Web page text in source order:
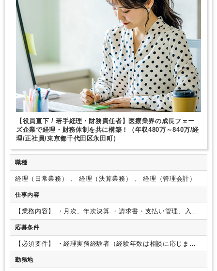
織としてのチーム制など、手厚いサポート/フォロー環境も整って
います。
業務軸、人事軸のチーム制を取っています。
それぞれが下記の様な構成になり業務フォロー、キャリアフォロー
をしています。
マネージャー ＋ リーダー ＋ シニアスタッフ ＋ ス
タッフ
【役員直下 / 若手経理・財務責任者】医療業界の成長フェー
ズ企業で経理・財務体制を共に構築！（年収480万～840万/経
理/正社員/東京都千代田区永田町）
職種
経理（日常業務） 、 経理（決算業務） 、 経理（管理会計）
仕事内容
【業務内容】 ・月次、年次決算 ・請求書・支払い管理、入出
金管理・資金繰り、数値管理・経営陣向けの数値資料作成・
バックオフィス業務の整理、改善
◎・月次決算レベルからOK／実務に加え業務改善にも関われ
る・週4日～・時短勤務可能で柔軟な働き方が叶うポジショ
ン！ 【会社について】一般社団法人再健会は、東京都・神奈
応募条件
【必須要件】
・経理実務経験者（経験年数は相談に応じま
す。） 【歓迎要件】・業務改善（プロセス改善、マニュアル
作成、システム導入など）の経験
勤務地